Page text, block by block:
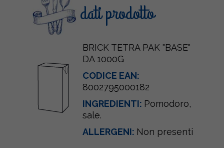
dati prodotto
BRICK TETRA PAK "BASE"
DA 1000G
CODICE EAN:
8002795000182
INGREDIENTI: Pomodoro,
sale.
ALLERGENI: Non presenti